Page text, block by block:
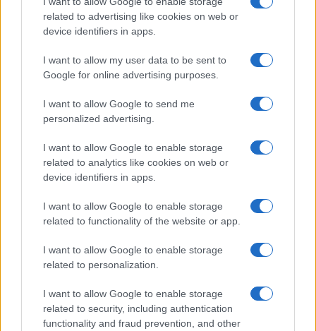
related to advertising like cookies on web or
device identifiers in apps.
I want to allow my user data to be sent to
Google for online advertising purposes.
I want to allow Google to send me
personalized advertising.
I want to allow Google to enable storage
related to analytics like cookies on web or
device identifiers in apps.
I want to allow Google to enable storage
related to functionality of the website or app.
I want to allow Google to enable storage
related to personalization.
I want to allow Google to enable storage
related to security, including authentication
functionality and fraud prevention, and other
deliziosi, un’esperienza da non perdere. Inoltre, non
dimenticare di provare i ristoranti che offrono
musica dal vivo: unire il piacere del palato a quello
dell’udito è un’esperienza che rende ogni pasto